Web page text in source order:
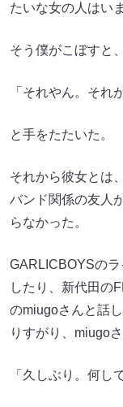
たいな女の人はい
そう僕がこぼすと
「それやん。それ
と手をたたいた。
それから彼女とは
バンド関係の友人
らなかった。
GARLICBOYSの
したり、新代田の
のmiugoさんと話
りすがり、miugo
「久しぶり。何し